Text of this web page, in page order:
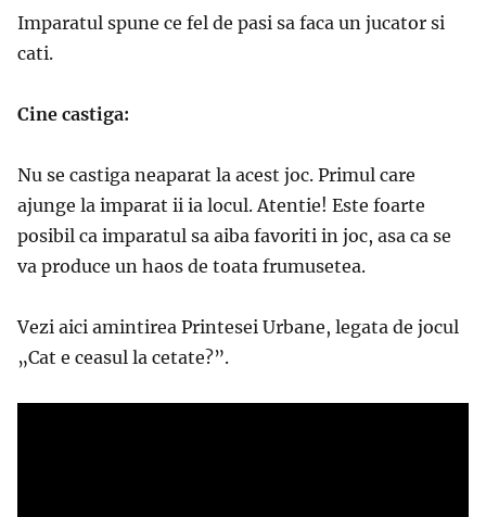
Imparatul spune ce fel de pasi sa faca un jucator si
cati.
Cine castiga:
Nu se castiga neaparat la acest joc. Primul care
ajunge la imparat ii ia locul. Atentie! Este foarte
posibil ca imparatul sa aiba favoriti in joc, asa ca se
va produce un haos de toata frumusetea.
Vezi aici amintirea Printesei Urbane, legata de jocul
„Cat e ceasul la cetate?”.